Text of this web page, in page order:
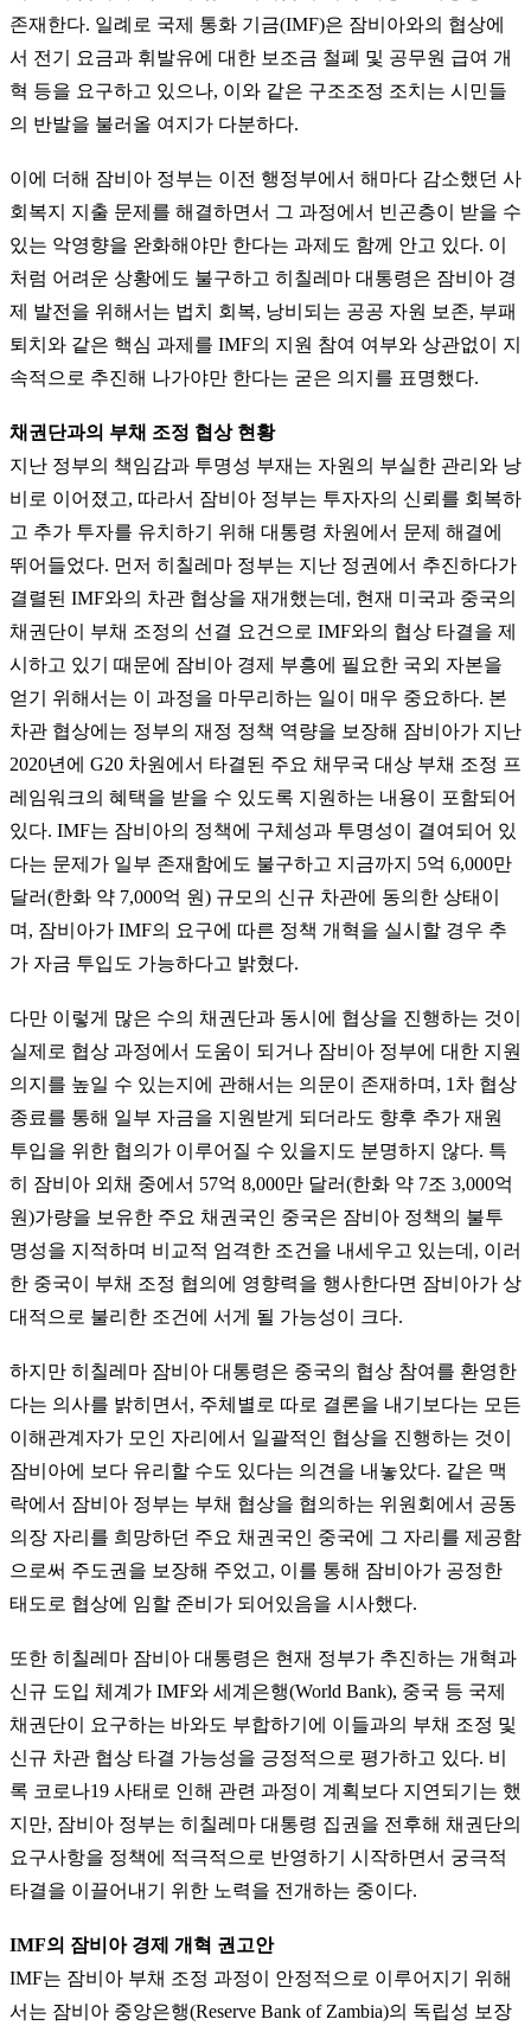
존재한다. 일례로 국제 통화 기금(IMF)은 잠비아와의 협상에
서 전기 요금과 휘발유에 대한 보조금 철폐 및 공무원 급여 개
혁 등을 요구하고 있으나, 이와 같은 구조조정 조치는 시민들
의 반발을 불러올 여지가 다분하다.
이에 더해 잠비아 정부는 이전 행정부에서 해마다 감소했던 사
회복지 지출 문제를 해결하면서 그 과정에서 빈곤층이 받을 수
있는 악영향을 완화해야만 한다는 과제도 함께 안고 있다. 이
처럼 어려운 상황에도 불구하고 히칠레마 대통령은 잠비아 경
제 발전을 위해서는 법치 회복, 낭비되는 공공 자원 보존, 부패
퇴치와 같은 핵심 과제를 IMF의 지원 참여 여부와 상관없이 지
속적으로 추진해 나가야만 한다는 굳은 의지를 표명했다.
채권단과의 부채 조정 협상 현황
지난 정부의 책임감과 투명성 부재는 자원의 부실한 관리와 낭
비로 이어졌고, 따라서 잠비아 정부는 투자자의 신뢰를 회복하
고 추가 투자를 유치하기 위해 대통령 차원에서 문제 해결에
뛰어들었다. 먼저 히칠레마 정부는 지난 정권에서 추진하다가
결렬된 IMF와의 차관 협상을 재개했는데, 현재 미국과 중국의
채권단이 부채 조정의 선결 요건으로 IMF와의 협상 타결을 제
시하고 있기 때문에 잠비아 경제 부흥에 필요한 국외 자본을
얻기 위해서는 이 과정을 마무리하는 일이 매우 중요하다. 본
차관 협상에는 정부의 재정 정책 역량을 보장해 잠비아가 지난
2020년에 G20 차원에서 타결된 주요 채무국 대상 부채 조정 프
레임워크의 혜택을 받을 수 있도록 지원하는 내용이 포함되어
있다. IMF는 잠비아의 정책에 구체성과 투명성이 결여되어 있
다는 문제가 일부 존재함에도 불구하고 지금까지 5억 6,000만
달러(한화 약 7,000억 원) 규모의 신규 차관에 동의한 상태이
며, 잠비아가 IMF의 요구에 따른 정책 개혁을 실시할 경우 추
가 자금 투입도 가능하다고 밝혔다.
다만 이렇게 많은 수의 채권단과 동시에 협상을 진행하는 것이
실제로 협상 과정에서 도움이 되거나 잠비아 정부에 대한 지원
의지를 높일 수 있는지에 관해서는 의문이 존재하며, 1차 협상
종료를 통해 일부 자금을 지원받게 되더라도 향후 추가 재원
투입을 위한 협의가 이루어질 수 있을지도 분명하지 않다. 특
히 잠비아 외채 중에서 57억 8,000만 달러(한화 약 7조 3,000억
원)가량을 보유한 주요 채권국인 중국은 잠비아 정책의 불투
명성을 지적하며 비교적 엄격한 조건을 내세우고 있는데, 이러
한 중국이 부채 조정 협의에 영향력을 행사한다면 잠비아가 상
대적으로 불리한 조건에 서게 될 가능성이 크다.
하지만 히칠레마 잠비아 대통령은 중국의 협상 참여를 환영한
다는 의사를 밝히면서, 주체별로 따로 결론을 내기보다는 모든
이해관계자가 모인 자리에서 일괄적인 협상을 진행하는 것이
잠비아에 보다 유리할 수도 있다는 의견을 내놓았다. 같은 맥
락에서 잠비아 정부는 부채 협상을 협의하는 위원회에서 공동
의장 자리를 희망하던 주요 채권국인 중국에 그 자리를 제공함
으로써 주도권을 보장해 주었고, 이를 통해 잠비아가 공정한
태도로 협상에 임할 준비가 되어있음을 시사했다.
또한 히칠레마 잠비아 대통령은 현재 정부가 추진하는 개혁과
신규 도입 체계가 IMF와 세계은행(World Bank), 중국 등 국제
채권단이 요구하는 바와도 부합하기에 이들과의 부채 조정 및
신규 차관 협상 타결 가능성을 긍정적으로 평가하고 있다. 비
록 코로나19 사태로 인해 관련 과정이 계획보다 지연되기는 했
지만, 잠비아 정부는 히칠레마 대통령 집권을 전후해 채권단의
요구사항을 정책에 적극적으로 반영하기 시작하면서 궁극적
타결을 이끌어내기 위한 노력을 전개하는 중이다.
IMF의 잠비아 경제 개혁 권고안
IMF는 잠비아 부채 조정 과정이 안정적으로 이루어지기 위해
서는 잠비아 중앙은행(Reserve Bank of Zambia)의 독립성 보장